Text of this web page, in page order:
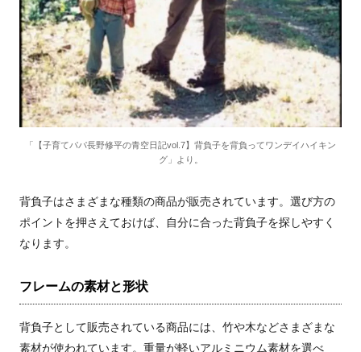
「【子育てパパ長野修平の青空日記vol.7】背負子を背負ってワンデイハイキン
グ」より。
背負子はさまざまな種類の商品が販売されています。選び方の
ポイントを押さえておけば、自分に合った背負子を探しやすく
なります。
フレームの素材と形状
背負子として販売されている商品には、竹や木などさまざまな
素材が使われています。重量が軽いアルミニウム素材を選べ